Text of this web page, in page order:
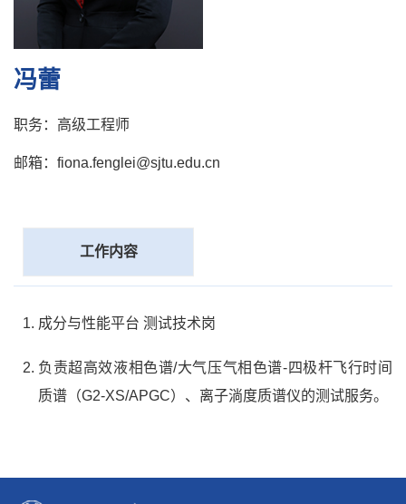
冯蕾
职务：高级工程师
邮箱：fiona.fenglei@sjtu.edu.cn
工作内容
成分与性能平台 测试技术岗
负责超高效液相色谱/大气压气相色谱-四极杆飞行时间
质谱（G2-XS/APGC）、离子淌度质谱仪的测试服务。